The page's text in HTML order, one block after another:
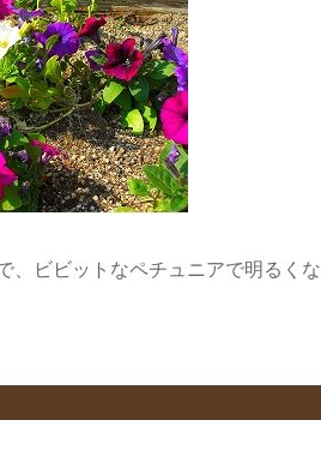
、ビビットなペチュニアで明るくな